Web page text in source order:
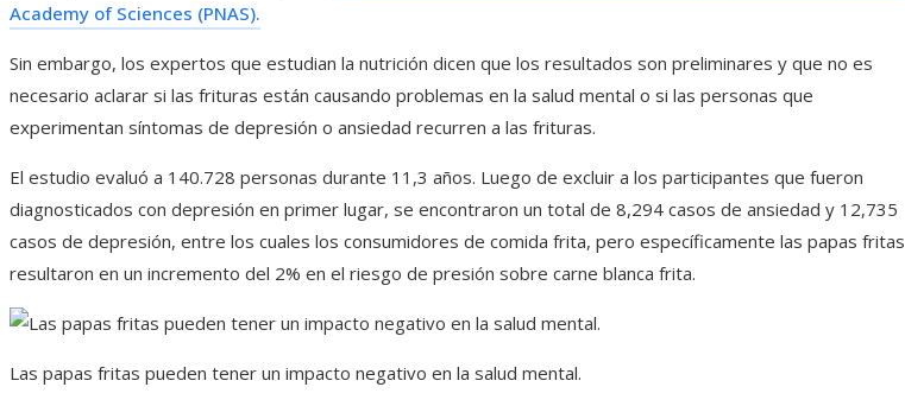
Academy of Sciences (PNAS).
Sin embargo, los expertos que estudian la nutrición dicen que los resultados son preliminares y que no es
necesario aclarar si las frituras están causando problemas en la salud mental o si las personas que
experimentan síntomas de depresión o ansiedad recurren a las frituras.
El estudio evaluó a 140.728 personas durante 11,3 años. Luego de excluir a los participantes que fueron
diagnosticados con depresión en primer lugar, se encontraron un total de 8,294 casos de ansiedad y 12,735
casos de depresión, entre los cuales los consumidores de comida frita, pero específicamente las papas fritas
resultaron en un incremento del 2% en el riesgo de presión sobre carne blanca frita.
Las papas fritas pueden tener un impacto negativo en la salud mental.